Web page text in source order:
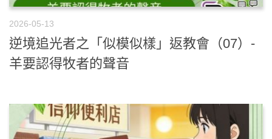
2026-05-13
逆境追光者之「似模似樣」返教會（07）-
羊要認得牧者的聲音